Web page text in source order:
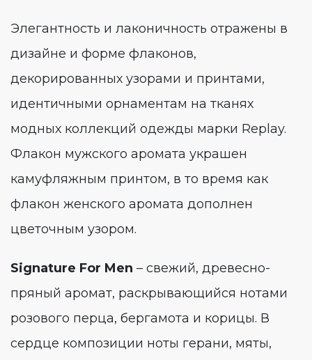
Элегантность и лаконичность отражены в
дизайне и форме флаконов,
декорированных узорами и принтами,
идентичными орнаментам на тканях
модных коллекций одежды марки Replay.
Флакон мужского аромата украшен
камуфляжным принтом, в то время как
флакон женского аромата дополнен
цветочным узором.
Signature For Men – свежий, древесно-
пряный аромат, раскрывающийся нотами
розового перца, бергамота и корицы. В
сердце композиции ноты герани, мяты,